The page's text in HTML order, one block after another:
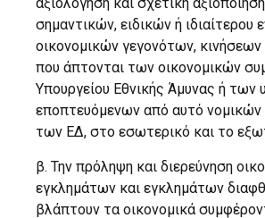
σημαντικών, ειδικών ή ιδιαίτερου
οικονομικών γεγονότων,
που άπτονται των οικονομικών
Υπουργείου Εθνικής Άμυνας ή των
εποπτευόμενων από αυτό
των ΕΔ, στο εσωτερικό και το
β. Την πρόληψη και διερεύνηση
εγκλημάτων και εγκλημάτων
βλάπτουν τα οικονομικά